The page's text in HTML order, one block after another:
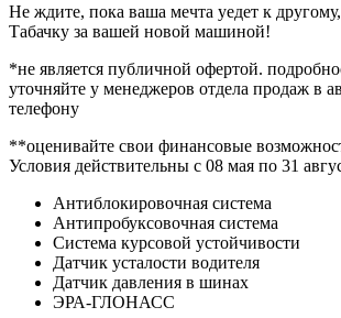
Не ждите, пока ваша мечта уедет к
Табачку за вашей новой машиной!
*не является публичной офертой.
уточняйте у менеджеров отдела продаж в
телефону
**оценивайте свои финансовые
Условия действительны с 08 мая по 31
Антиблокировочная система
Антипробуксовочная система
Система курсовой устойчивости
Датчик усталости водителя
Датчик давления в шинах
ЭРА-ГЛОНАСС